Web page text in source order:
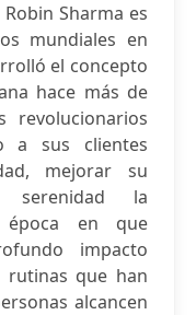
Sharma es
mundiales en
el concepto
hace más de
a sus clientes
mejorar su
la
época en que
impacto
rutinas que han
alcancen